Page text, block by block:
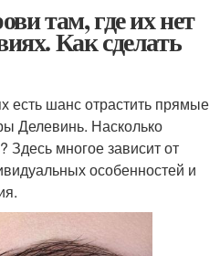
там, где их нет
Как сделать
есть шанс отрастить прямые
Делевинь. Насколько
Здесь многое зависит от
особенностей и